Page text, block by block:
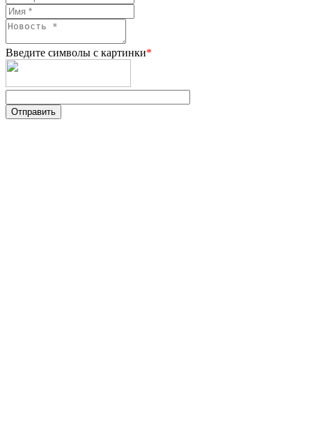
Введите символы с картинки*
Отправить